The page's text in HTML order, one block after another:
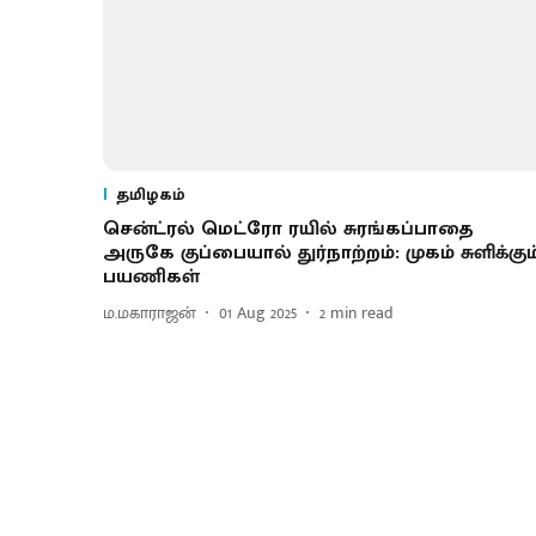
தமிழகம்
சென்ட்ரல் மெட்ரோ ரயில் சுரங்கப்பாதை
அருகே குப்பையால் துர்நாற்றம்: முகம்
பயணிகள்
ம.மகாராஜன் 01 Aug 2025 2 min read